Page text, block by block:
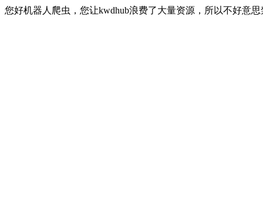
您好机器人爬虫，您让kwdhub浪费了大量资源，所以不好意